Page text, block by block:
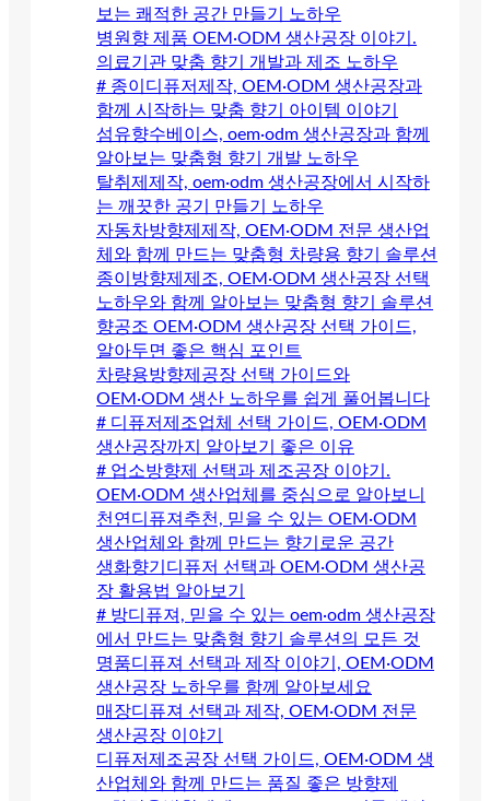
보는 쾌적한 공간 만들기 노하우
병원향 제품 OEM·ODM 생산공장 이야기.
의료기관 맞춤 향기 개발과 제조 노하우
# 종이디퓨저제작, OEM·ODM 생산공장과
함께 시작하는 맞춤 향기 아이템 이야기
섬유향수베이스, oem·odm 생산공장과 함께
알아보는 맞춤형 향기 개발 노하우
탈취제제작, oem·odm 생산공장에서 시작하
는 깨끗한 공기 만들기 노하우
자동차방향제제작, OEM·ODM 전문 생산업
체와 함께 만드는 맞춤형 차량용 향기 솔루션
종이방향제제조, OEM·ODM 생산공장 선택
노하우와 함께 알아보는 맞춤형 향기 솔루션
향공조 OEM·ODM 생산공장 선택 가이드,
알아두면 좋은 핵심 포인트
차량용방향제공장 선택 가이드와
OEM·ODM 생산 노하우를 쉽게 풀어봅니다
# 디퓨저제조업체 선택 가이드, OEM·ODM
생산공장까지 알아보기 좋은 이유
# 업소방향제 선택과 제조공장 이야기.
OEM·ODM 생산업체를 중심으로 알아보니
천연디퓨져추천, 믿을 수 있는 OEM·ODM
생산업체와 함께 만드는 향기로운 공간
생화향기디퓨저 선택과 OEM·ODM 생산공
장 활용법 알아보기
# 방디퓨져, 믿을 수 있는 oem·odm 생산공장
에서 만드는 맞춤형 향기 솔루션의 모든 것
명품디퓨져 선택과 제작 이야기, OEM·ODM
생산공장 노하우를 함께 알아보세요
매장디퓨져 선택과 제작, OEM·ODM 전문
생산공장 이야기
디퓨저제조공장 선택 가이드, OEM·ODM 생
산업체와 함께 만드는 품질 좋은 방향제